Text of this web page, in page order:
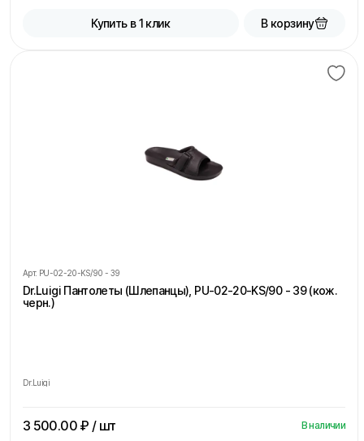
Купить в 1 клик В корзину
Арт. PU-02-20-KS/90 - 39
Dr.Luigi Пантолеты (Шлепанцы), PU-02-20-KS/90 - 39 (кож.
черн.)
Dr.Luigi
3 500.00₽ / шт В наличии